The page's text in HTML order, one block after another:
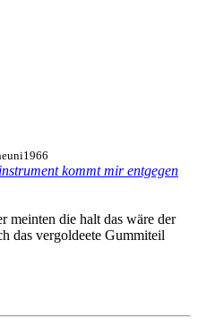
kommt mir entgegen
die halt das wäre der
das vergoldeete Gummiteil